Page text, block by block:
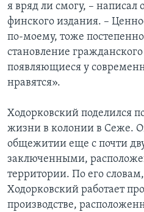
я вряд ли смогу, – написал
финского издания. –
по-моему, тоже
становление
появляющиеся у
нравятся».
Ходорковский поделился
жизни в колонии в Сеже.
общежитии еще с почти
заключенными,
территории. По его
Ходорковский работает
производстве,